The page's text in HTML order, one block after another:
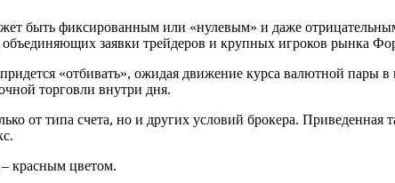
быть фиксированным или «нулевым» и даже
заявки трейдеров и крупных игроков рынка
«отбивать», ожидая движение курса валютной пары
торговли внутри дня.
от типа счета, но и других условий брокера. Приведенная
красным цветом.